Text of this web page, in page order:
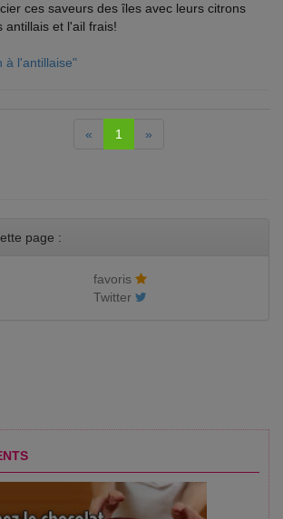
ces saveurs des îles avec leurs citrons
antillais et l'ail frais!
à l'antillaise"
« 1 »
page :
favoris
Twitter